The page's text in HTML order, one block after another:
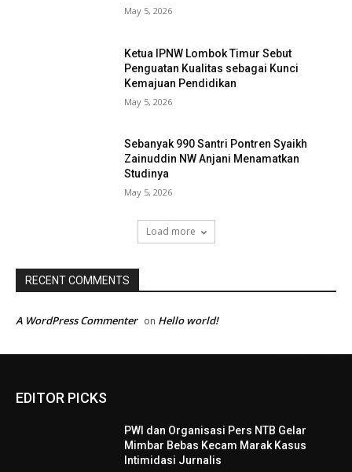
May 5, 2026
Ketua IPNW Lombok Timur Sebut
Penguatan Kualitas sebagai Kunci
Kemajuan Pendidikan
May 5, 2026
Sebanyak 990 Santri Pontren Syaikh
Zainuddin NW Anjani Menamatkan
Studinya
May 5, 2026
Load more
RECENT COMMENTS
A WordPress Commenter on Hello world!
EDITOR PICKS
PWI dan Organisasi Pers NTB Gelar
Mimbar Bebas Kecam Marak Kasus
Intimidasi Jurnalis